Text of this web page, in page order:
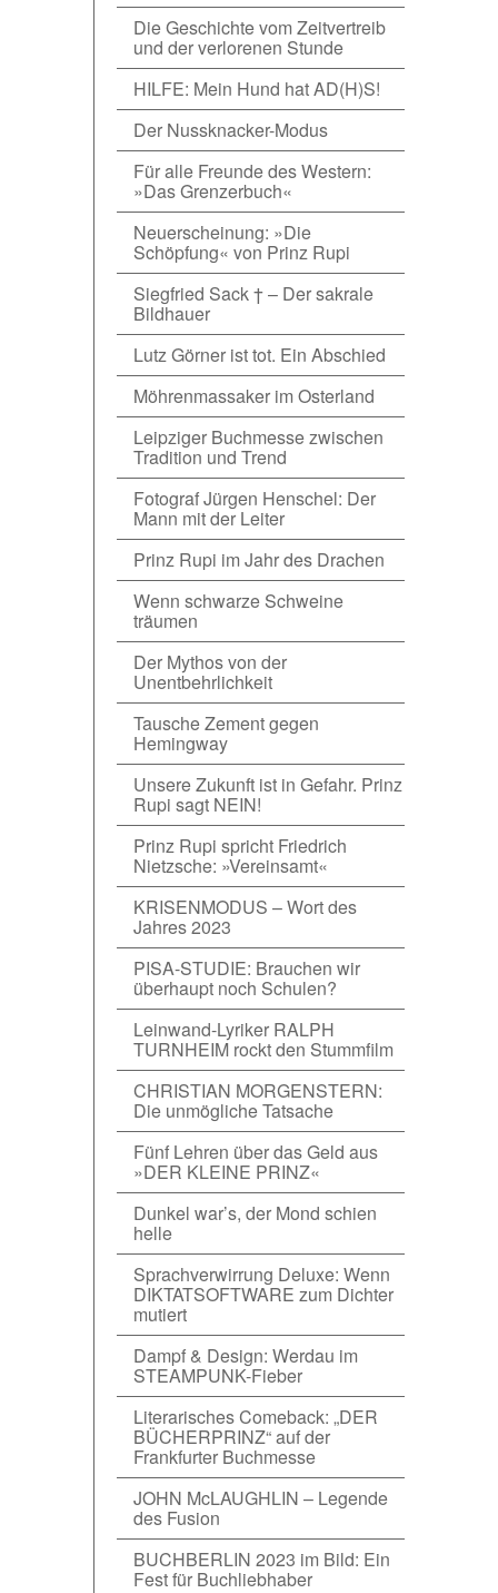
Die Geschichte vom Zeitvertreib
und der verlorenen Stunde
HILFE: Mein Hund hat AD(H)S!
Der Nussknacker-Modus
Für alle Freunde des Western:
»Das Grenzerbuch«
Neuerscheinung: »Die
Schöpfung« von Prinz Rupi
Siegfried Sack † – Der sakrale
Bildhauer
Lutz Görner ist tot. Ein Abschied
Möhrenmassaker im Osterland
Leipziger Buchmesse zwischen
Tradition und Trend
Fotograf Jürgen Henschel: Der
Mann mit der Leiter
Prinz Rupi im Jahr des Drachen
Wenn schwarze Schweine
träumen
Der Mythos von der
Unentbehrlichkeit
Tausche Zement gegen
Hemingway
Unsere Zukunft ist in Gefahr. Prinz
Rupi sagt NEIN!
Prinz Rupi spricht Friedrich
Nietzsche: »Vereinsamt«
KRISENMODUS – Wort des
Jahres 2023
PISA-STUDIE: Brauchen wir
überhaupt noch Schulen?
Leinwand-Lyriker RALPH
TURNHEIM rockt den Stummfilm
CHRISTIAN MORGENSTERN:
Die unmögliche Tatsache
Fünf Lehren über das Geld aus
»DER KLEINE PRINZ«
Dunkel war’s, der Mond schien
helle
Sprachverwirrung Deluxe: Wenn
DIKTATSOFTWARE zum Dichter
mutiert
Dampf & Design: Werdau im
STEAMPUNK-Fieber
Literarisches Comeback: „DER
BÜCHERPRINZ“ auf der
Frankfurter Buchmesse
JOHN McLAUGHLIN – Legende
des Fusion
BUCHBERLIN 2023 im Bild: Ein
Fest für Buchliebhaber